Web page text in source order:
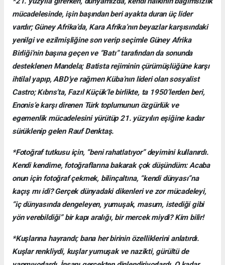
mücadelesinde, işin başından beri ayakta duran üç lider
vardır; Güney Afrika’da, Kara Afrika’nın beyazlar karşısındaki
yenilgi ve ezilmişliğine son verip seçimle Güney Afrika
Birliği’nin başına geçen ve “Batı” tarafından da sonunda
desteklenen Mandela; Batista rejiminin çürümüşlüğüne karşı
ihtilal yapıp, ABD’ye rağmen Küba’nın lideri olan sosyalist
Castro; Kıbrıs’ta, Fazıl Küçük’le birlikte, ta 1950’lerden beri,
Enonis’e karşı direnen Türk toplumunun özgürlük ve
egemenlik mücadelesini yürütüp 21. yüzyılın eşiğine kadar
sürüklenip gelen Rauf Denktaş.
*Fotoğraf tutkusu için, “beni rahatlatıyor” deyimini kullanırdı.
Kendi kendime, fotoğraflarına bakarak çok düşündüm: Acaba
onun için fotoğraf çekmek, bilinçaltına, “kendi dünyası”na
kaçış mı idi? Gerçek dünyadaki dikenleri ve zor mücadeleyi,
“iç dünyasında dengeleyen, yumuşak, masum, istediği gibi
yön verebildiği” bir kapı aralığı, bir mercek miydi? Kim bilir!
*Kuşlarına hayrandı; bana her birinin özelliklerini anlatırdı.
Kuşlar renkliydi, kuşlar yumuşak ve nazikti, gürültü de